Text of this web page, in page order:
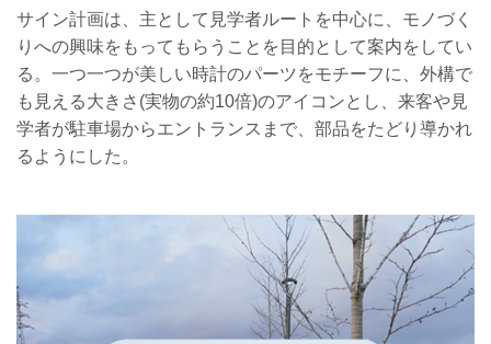
サイン計画は、主として見学者ルートを中心に、モノづく
りへの興味をもってもらうことを目的として案内をしてい
る。一つ一つが美しい時計のパーツをモチーフに、外構で
も見える大きさ(実物の約10倍)のアイコンとし、来客や見
学者が駐車場からエントランスまで、部品をたどり導かれ
るようにした。